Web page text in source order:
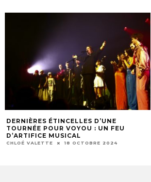
MICHIEL BLANCHART : « MON
INTENTION ÉTAIT DE RÉALISER UN FILM
SINCÈRE »
ZORAN PAQUOT 16 AOÛT 2024